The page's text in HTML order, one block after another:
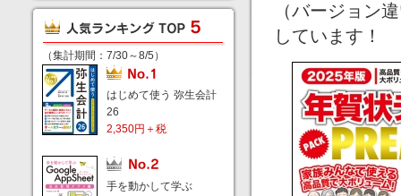
（集計期間：7/30～8/5）
はじめて使う 弥生会計
26
2,350円＋税
手を動かして学ぶ
（バージョン
しています！